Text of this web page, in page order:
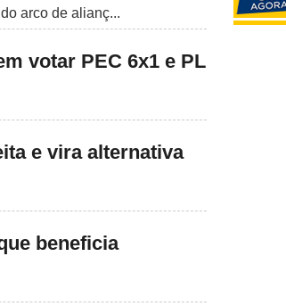
arco de alianç...
votar PEC 6x1 e PL
e vira alternativa
beneficia